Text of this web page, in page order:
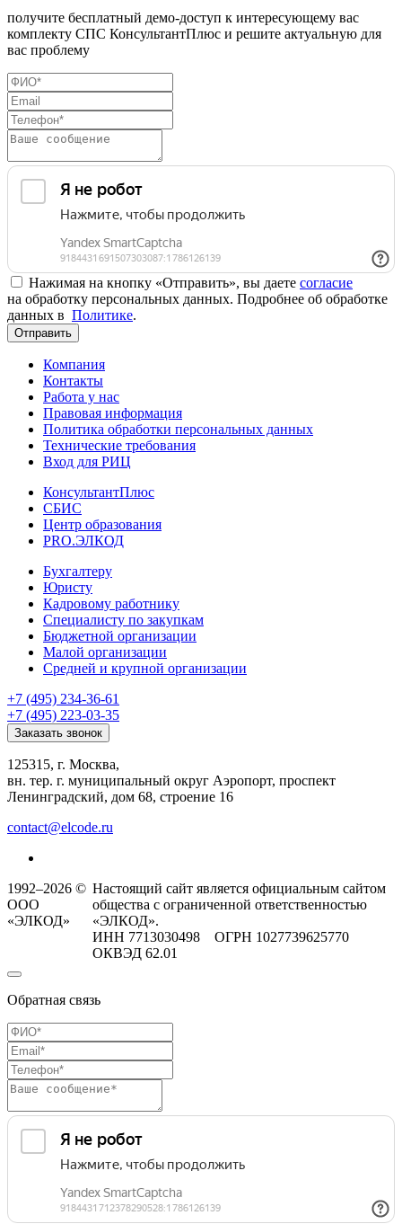
получите бесплатный демо-доступ к интересующему вас
комплекту СПС КонсультантПлюс и решите актуальную для
вас проблему
Нажимая на кнопку «Отправить», вы даете согласие
на обработку персональных данных. Подробнее об обработке
данных в Политике.
Отправить
Компания
Контакты
Работа у нас
Правовая информация
Политика обработки персональных данных
Технические требования
Вход для РИЦ
КонсультантПлюс
СБИС
Центр образования
PRO.ЭЛКОД
Бухгалтеру
Юристу
Кадровому работнику
Специалисту по закупкам
Бюджетной организации
Малой организации
Средней и крупной организации
+7 (495) 234-36-61
+7 (495) 223-03-35
Заказать звонок
125315, г. Москва,
вн. тер. г. муниципальный округ Аэропорт, проспект
Ленинградский, дом 68, строение 16
contact@elcode.ru
1992–2026 ©
ООО
«ЭЛКОД»
Настоящий сайт является официальным сайтом
общества с ограниченной ответственностью
«ЭЛКОД».
ИНН 7713030498 ОГРН 1027739625770
ОКВЭД 62.01
Обратная связь